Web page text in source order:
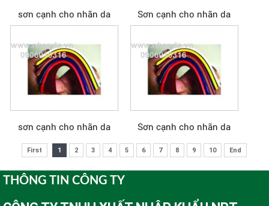
sơn cạnh cho nhãn da Sơn cạnh cho nhãn da
sơn cạnh cho nhãn da Sơn cạnh cho nhãn da
First 1 2 3 4 5 6 7 8 9 10 End
THÔNG TIN CÔNG TY